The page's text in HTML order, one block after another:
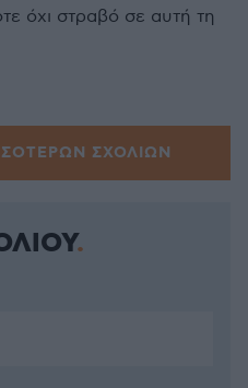
όχι στραβό σε αυτή τη
ΣΧΟΛΙΩΝ